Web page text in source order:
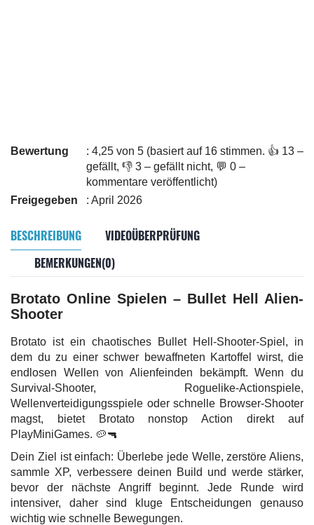
Bewertung
: 4,25 von 5 (basiert auf 16 stimmen. 👍 13 –
gefällt, 👎 3 – gefällt nicht, 💬 0 –
kommentare veröffentlicht)
Freigegeben
: April 2026
BESCHREIBUNG
VIDEOÜBERPRÜFUNG
BEMERKUNGEN(0)
Brotato Online Spielen – Bullet Hell Alien-
Shooter
Brotato ist ein chaotisches Bullet Hell-Shooter-Spiel, in
dem du zu einer schwer bewaffneten Kartoffel wirst, die
endlosen Wellen von Alienfeinden bekämpft. Wenn du
Survival-Shooter, Roguelike-Actionspiele,
Wellenverteidigungsspiele oder schnelle Browser-Shooter
magst, bietet Brotato nonstop Action direkt auf
PlayMiniGames. 🥔🔫
Dein Ziel ist einfach: Überlebe jede Welle, zerstöre Aliens,
sammle XP, verbessere deinen Build und werde stärker,
bevor der nächste Angriff beginnt. Jede Runde wird
intensiver, daher sind kluge Entscheidungen genauso
wichtig wie schnelle Bewegungen.